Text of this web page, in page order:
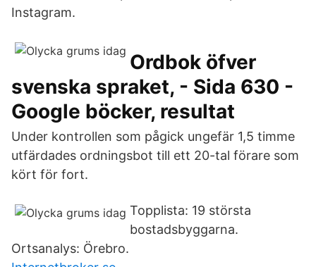
Instagram.
Ordbok öfver
svenska spraket, - Sida 630 -
Google böcker, resultat
Under kontrollen som pågick ungefär 1,5 timme
utfärdades ordningsbot till ett 20-tal förare som
kört för fort.
Topplista: 19 största
bostadsbyggarna.
Ortsanalys: Örebro.